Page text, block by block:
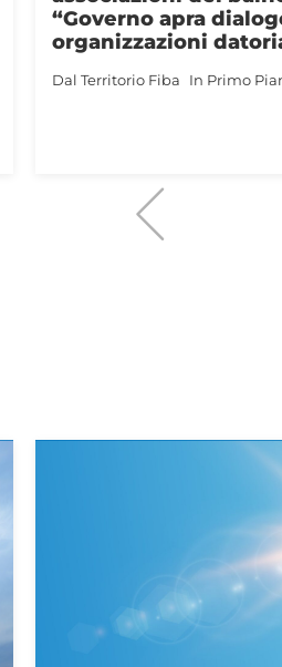
trasferire le
Comuni”
Dal Territorio Fiba In Primo